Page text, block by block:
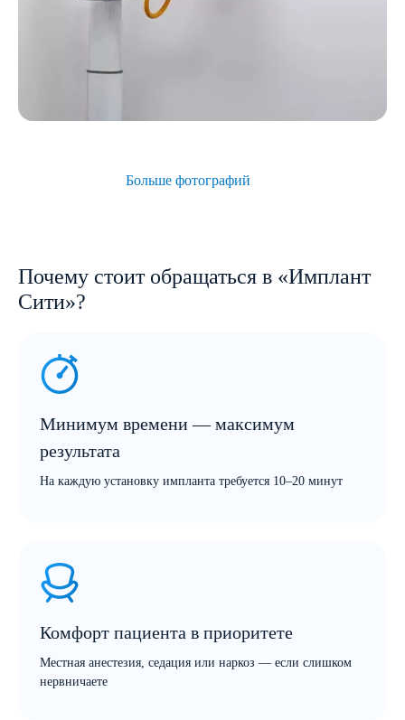
Больше фотографий
Почему стоит обращаться в «Имплант
Сити»?
Минимум времени — максимум
результата
На каждую установку импланта требуется 10–20 минут
Комфорт пациента в приоритете
Местная анестезия, седация или наркоз — если слишком
нервничаете